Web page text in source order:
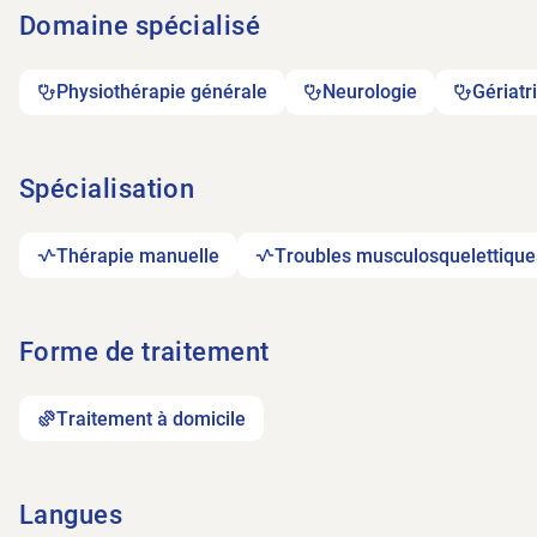
Domaine spécialisé
Physiothérapie générale Neurologie
Spécialisation
Thérapie manuelle Troubles
Forme de traitement
Traitement à domicile
Langues